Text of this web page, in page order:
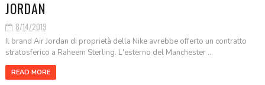
JORDAN
8/14/2019
Il brand Air Jordan di proprietà della Nike avrebbe offerto un contratto
stratosferico a Raheem Sterling. L'esterno del Manchester ...
READ MORE